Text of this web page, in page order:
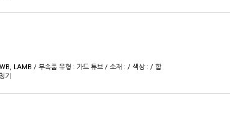
LAMB / 부속품 유형 : 가드 튜브 / 소재 : / 색상 : / 함
기